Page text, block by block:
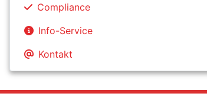
Compliance
Info-Service
Kontakt